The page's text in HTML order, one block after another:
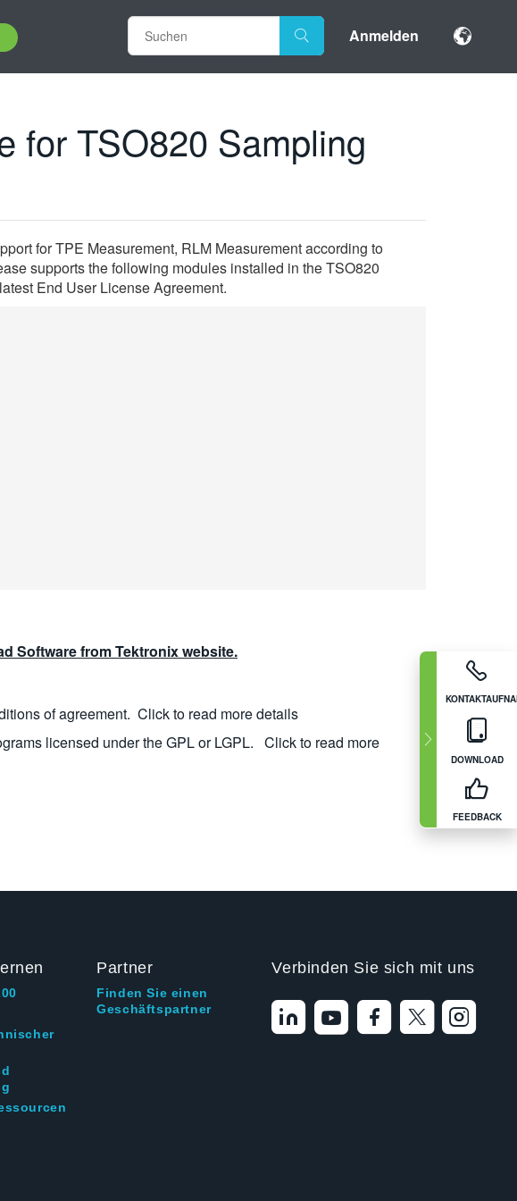
Anmelden
DOWNLOAD
FEEDBACK
for TSO820 Sampling
for TPE Measurement, RLM Measurement according to
supports the following modules installed in the TSO820
End User License Agreement.
Software from Tektronix website.
of agreement. Click to read more details
licensed under the GPL or LGPL. Click to read more
Partner
Finden Sie einen
Geschäftspartner
Verbinden Sie sich mit uns